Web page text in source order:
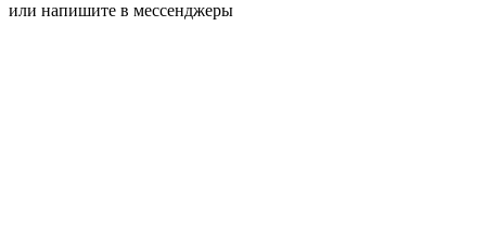
или напишите в мессенджеры